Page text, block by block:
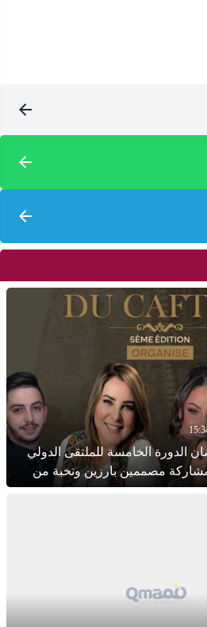
الدورة الخامسة للملتقى الدولي
مصممين بارزين ونخبة من